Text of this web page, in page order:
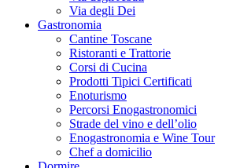
Via degli Dei
Gastronomia
Cantine Toscane
Ristoranti e Trattorie
Corsi di Cucina
Prodotti Tipici Certificati
Enoturismo
Percorsi Enogastronomici
Strade del vino e dell’olio
Enogastronomia e Wine Tour
Chef a domicilio